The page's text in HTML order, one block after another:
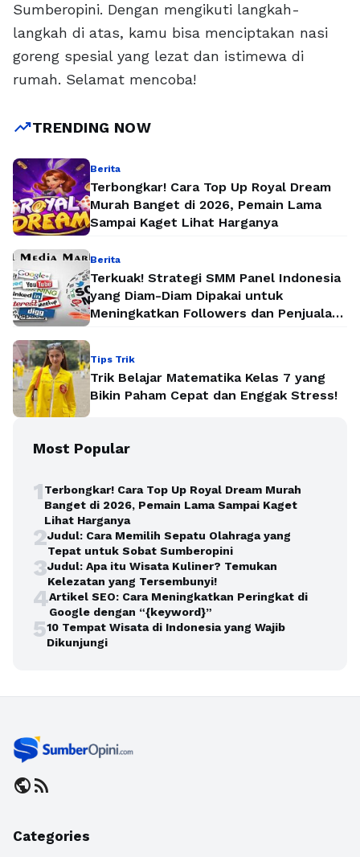
Sumberopini. Dengan mengikuti langkah-
langkah di atas, kamu bisa menciptakan nasi
goreng spesial yang lezat dan istimewa di
rumah. Selamat mencoba!
trending_upTRENDING NOW
Berita
Terbongkar! Cara Top Up Royal Dream
Murah Banget di 2026, Pemain Lama
Sampai Kaget Lihat Harganya
Berita
Terkuak! Strategi SMM Panel Indonesia
yang Diam-Diam Dipakai untuk
Meningkatkan Followers dan Penjualan
Tips Trik
Trik Belajar Matematika Kelas 7 yang
Bikin Paham Cepat dan Enggak Stress!
Most Popular
1Terbongkar! Cara Top Up Royal Dream Murah
Banget di 2026, Pemain Lama Sampai Kaget
Lihat Harganya
2Judul: Cara Memilih Sepatu Olahraga yang
Tepat untuk Sobat Sumberopini
3Judul: Apa itu Wisata Kuliner? Temukan
Kelezatan yang Tersembunyi!
4Artikel SEO: Cara Meningkatkan Peringkat di
Google dengan “{keyword}”
510 Tempat Wisata di Indonesia yang Wajib
Dikunjungi
publicrss_feed
Categories